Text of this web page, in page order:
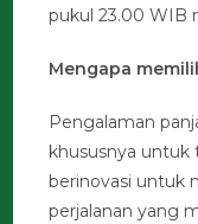
pukul 23.00 WIB
Mengapa
Pengalaman
khususnya untuk
berinovasi untuk
perjalanan yang